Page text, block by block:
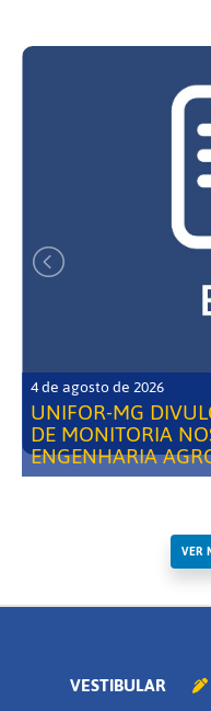
4 de agosto de 2026
UNIFOR-MG
DE MONITORIA
ENGENHARIA
VER
VESTIBULAR